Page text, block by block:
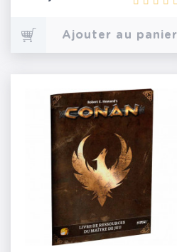
Ajouter au panier